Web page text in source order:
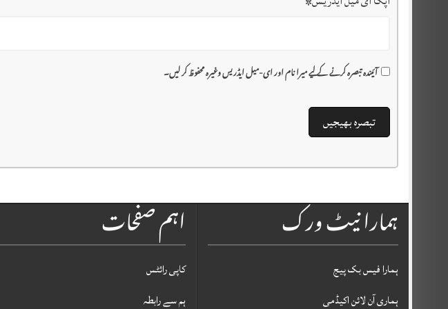
آئیندہ تبصرہ کرنے کے لیے میرا نام اور ای-میل ایڈریس وغیرہ محفوظ کر لیں۔
اہم صفحات
کاپی رائٹس
ہم سے رابطہ
ہمارا نیٹ ورک
ہمارا فیس بک پیج
ہماری آن لائن اکیڈمی